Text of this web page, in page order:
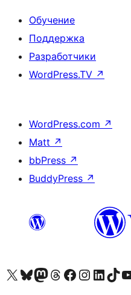
Обучение
Поддержка
Разработчики
WordPress.TV ↗
WordPress.com ↗
Matt ↗
bbPress ↗
BuddyPress ↗
Посетите нас в X (ранее Twitter)
Посетите нашу учётную запись в Bluesky
Посетите нашу ленту в Mastodon
Посетите нашу учётную запись в Threads
Посетите нашу страницу на Facebook
Посетите наш
Посетите нашу
Посетите нашу